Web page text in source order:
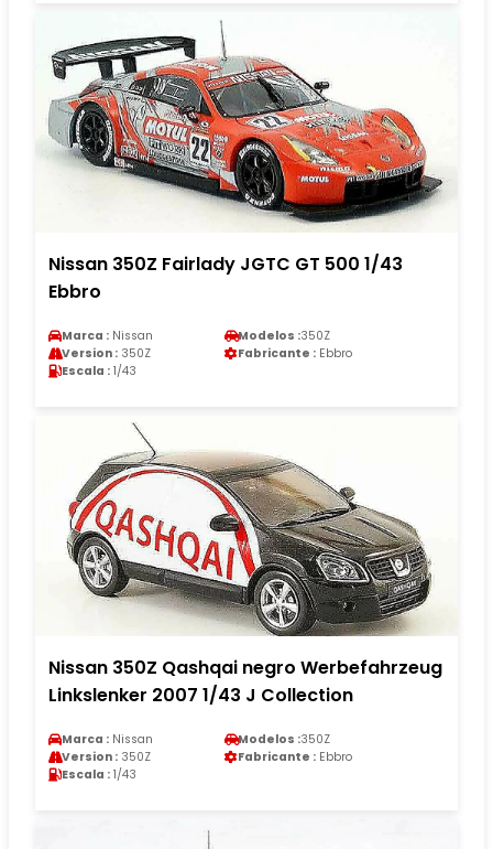
Nissan 350Z Fairlady JGTC GT 500 1/43
Ebbro
Marca : Nissan Modelos :350Z
Version : 350Z Fabricante : Ebbro
Escala : 1/43
Nissan 350Z Qashqai negro Werbefahrzeug
Linkslenker 2007 1/43 J Collection
Marca : Nissan Modelos :350Z
Version : 350Z Fabricante : Ebbro
Escala : 1/43